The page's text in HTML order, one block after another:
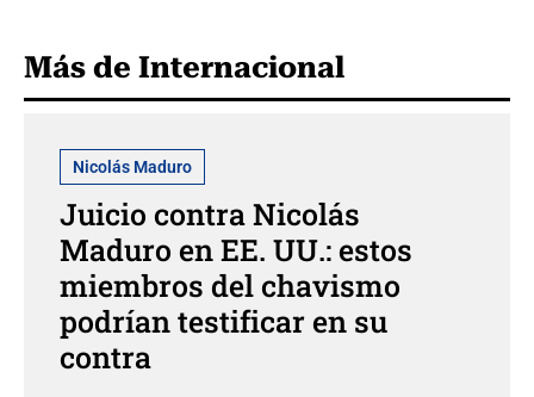
Más de Internacional
Nicolás Maduro
Juicio contra Nicolás
Maduro en EE. UU.: estos
miembros del chavismo
podrían testificar en su
contra